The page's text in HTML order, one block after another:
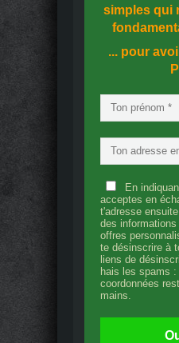
simples qui
... pour
En
acceptes en
t'adresse
des
offres
te désinscrire à
liens de
hais les spams :
coordonnées
mains.